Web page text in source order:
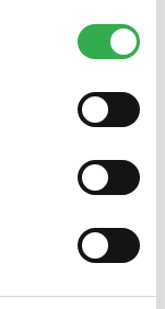
všetky tieto